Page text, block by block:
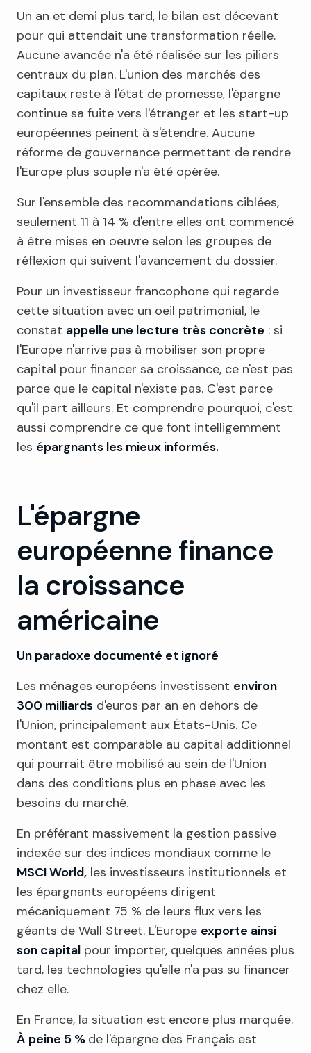
Un an et demi plus tard, le bilan est décevant
pour qui attendait une transformation réelle.
Aucune avancée n'a été réalisée sur les piliers
centraux du plan. L'union des marchés des
capitaux reste à l'état de promesse, l'épargne
continue sa fuite vers l'étranger et les start-up
européennes peinent à s'étendre. Aucune
réforme de gouvernance permettant de rendre
l'Europe plus souple n'a été opérée.
Sur l'ensemble des recommandations ciblées,
seulement 11 à 14 % d'entre elles ont commencé
à être mises en oeuvre selon les groupes de
réflexion qui suivent l'avancement du dossier.
Pour un investisseur francophone qui regarde
cette situation avec un oeil patrimonial, le
constat appelle une lecture très concrète : si
l'Europe n'arrive pas à mobiliser son propre
capital pour financer sa croissance, ce n'est pas
parce que le capital n'existe pas. C'est parce
qu'il part ailleurs. Et comprendre pourquoi, c'est
aussi comprendre ce que font intelligemment
les épargnants les mieux informés.
L'épargne
européenne finance
la croissance
américaine
Un paradoxe documenté et ignoré
Les ménages européens investissent environ
300 milliards d'euros par an en dehors de
l'Union, principalement aux États-Unis. Ce
montant est comparable au capital additionnel
qui pourrait être mobilisé au sein de l'Union
dans des conditions plus en phase avec les
besoins du marché.
En préférant massivement la gestion passive
indexée sur des indices mondiaux comme le
MSCI World, les investisseurs institutionnels et
les épargnants européens dirigent
mécaniquement 75 % de leurs flux vers les
géants de Wall Street. L'Europe exporte ainsi
son capital pour importer, quelques années plus
tard, les technologies qu'elle n'a pas su financer
chez elle.
En France, la situation est encore plus marquée.
À peine 5 % de l'épargne des Français est